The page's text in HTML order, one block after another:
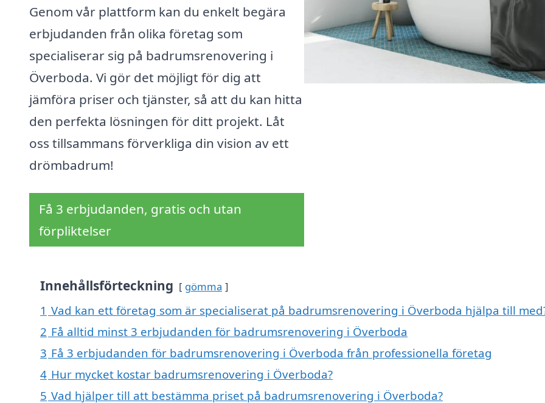
Genom vår plattform kan du enkelt begära
erbjudanden från olika företag som
specialiserar sig på badrumsrenovering i
Överboda. Vi gör det möjligt för dig att
jämföra priser och tjänster, så att du kan hitta
den perfekta lösningen för ditt projekt. Låt
oss tillsammans förverkliga din vision av ett
drömbadrum!
Få 3 erbjudanden, gratis och utan
förpliktelser
Innehållsförteckning gömma
1 Vad kan ett företag som är specialiserat på badrumsrenovering i Överboda hjälpa till
2 Få alltid minst 3 erbjudanden för badrumsrenovering i Överboda
3 Få 3 erbjudanden för badrumsrenovering i Överboda från professionella företag
4 Hur mycket kostar badrumsrenovering i Överboda?
5 Vad hjälper till att bestämma priset på badrumsrenovering i Överboda?